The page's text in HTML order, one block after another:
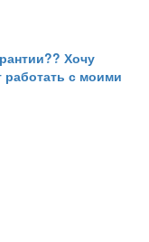
Хочу
работать с моими